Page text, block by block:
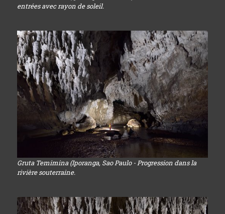
entrées avec rayon de soleil.
Gruta Temimina (Iporanga, Sao Paulo - Progression dans la
rivière souterraine.